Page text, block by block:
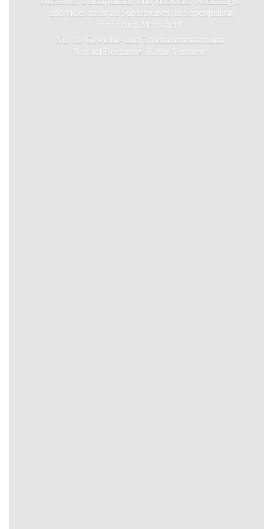
und vieles mehr zu Superpreisen, in Superqualität
von netten Menschen!
Nur für Gewerbe- und Unternehmenskunden.
Nur auf Rechnung. Keine Vorkasse!